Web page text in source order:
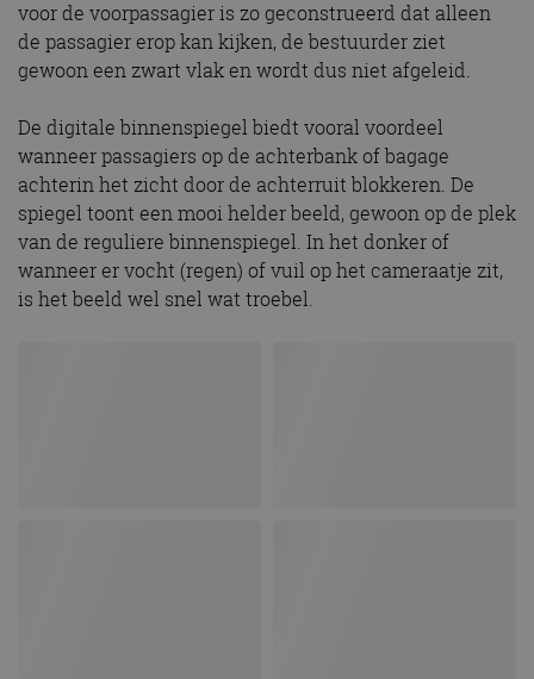
voor de voorpassagier is zo geconstrueerd dat alleen
de passagier erop kan kijken, de bestuurder ziet
gewoon een zwart vlak en wordt dus niet afgeleid.
De digitale binnenspiegel biedt vooral voordeel
wanneer passagiers op de achterbank of bagage
achterin het zicht door de achterruit blokkeren. De
spiegel toont een mooi helder beeld, gewoon op de plek
van de reguliere binnenspiegel. In het donker of
wanneer er vocht (regen) of vuil op het cameraatje zit,
is het beeld wel snel wat troebel.